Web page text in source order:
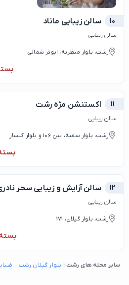
10 سالن زیبایی ماناد
سالن زیبایی
رشت، بلوار منظریه، ابوذر شمالی
11 اکستنشن مژه رشت
سالن زیبایی
رشت، بلوار سمیه، بین 106 و بلوار گلسار
12 سالن آرایش و زیبایی سحر
سالن زیبایی
رشت، بلوار گیلان، 171
سایر محله های رشت: بلوار گیلان رشت